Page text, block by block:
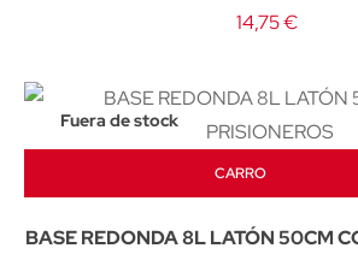
PRISIONEROS
14,75 €
Fuera de stock
CARRO
BASE REDONDA 8L LATÓN 50CM